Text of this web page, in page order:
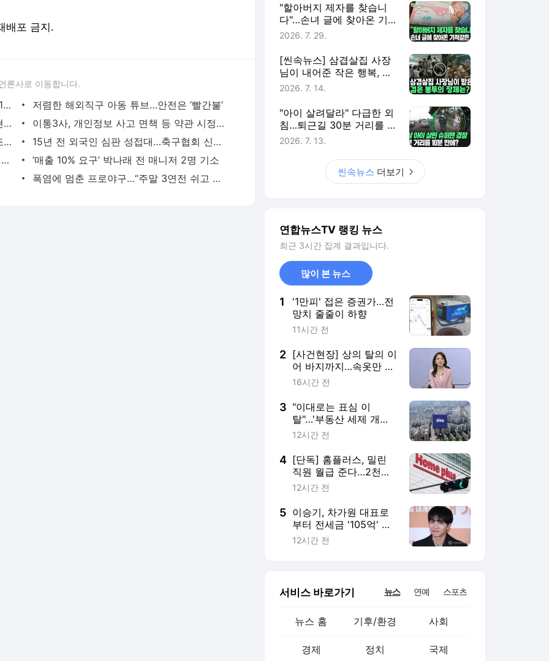
배포 금지.
론사로 이동합니다.
中 휴머노이드 1호 상장 유니트리…몸값 12조8천억 원
저렴한 해외직구 아동 튜브…안전은 ’빨간불’
폭염에 채솟값도 ’껑충’…’기후플레이션’ 현실화
이통3사, 개인정보 사고 면책 등 약관 시정한다
주택가로 코브라·악어 택배 배달…밀수 조직 5명 재판행
15년 전 외국인 심판 성접대…축구협회 신뢰 흔들
가뭄에 원전 멈출 판…다뉴브강에 바지선까지 가라앉혀
’매출 10% 요구’ 박나래 전 매니저 2명 기소
폭염에 멈춘 프로야구…“주말 3연전 쉬고 11일 재개“
"할아버지 제자를 찾습니
다"…손녀 글에 찾아온 기
적같은 일 [씬속뉴스]
2026. 7. 29.
[씬속뉴스] 삼겹살집 사장
님이 내어준 작은 행복, 그
리고 감사와 화답
2026. 7. 14.
"아이 살려달라" 다급한 외
침…퇴근길 30분 거리를 단
10분 만에 뚫은 경찰 [씬속
2026. 7. 13.
씬속뉴스 더보기
연합뉴스TV 랭킹 뉴스
최근 3시간 집계 결과입니다.
많이 본 뉴스
1
'1만피' 접은 증권가…전
망치 줄줄이 하향
11시간 전
2 [사건현장] 상의 탈의 이
어 바지까지…속옷만 입
은 라이더 논란
16시간 전
3 "이대로는 표심 이
탈"…'부동산 세제 개편'
與 내부서도 우려
12시간 전
4 [단독] 홈플러스, 밀린
직원 월급 준다…2천억
긴급운영자금 활용
12시간 전
5 이승기, 차가원 대표로
부터 전세금 '105억' 못
받아…"고도의 사기"
12시간 전
서비스 바로가기 뉴스 연예 스포츠
뉴스 홈 기후/환경 사회
경제 정치 국제